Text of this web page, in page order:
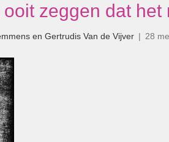
ooit zeggen dat het
en Gertrudis Van de Vijver | 28